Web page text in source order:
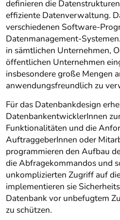
definieren die
effiziente Datenverwaltung.
verschiedenen Software-
Datenmanagement-
in sämtlichen Unternehmen,
öffentlichen Unternehmen
insbesondere große Mengen
anwendungsfreundlich zu
Für das Datenbankdesign
DatenbankentwicklerInnen
Funktionalitäten und die
AuftraggeberInnen oder
programmieren den Aufbau
die Abfragekommandos und
unkomplizierten Zugriff auf
implementieren sie
Datenbank vor unbefugtem
zu schützen.